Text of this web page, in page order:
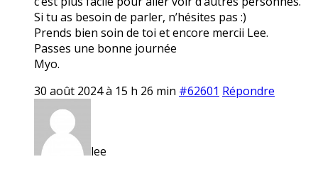
Si tu as besoin de parler, n’hésites pas :)
Prends bien soin de toi et encore mercii Lee.
Passes une bonne journée
Myo.
30 août 2024 à 15 h 26 min #62601 Répondre
lee